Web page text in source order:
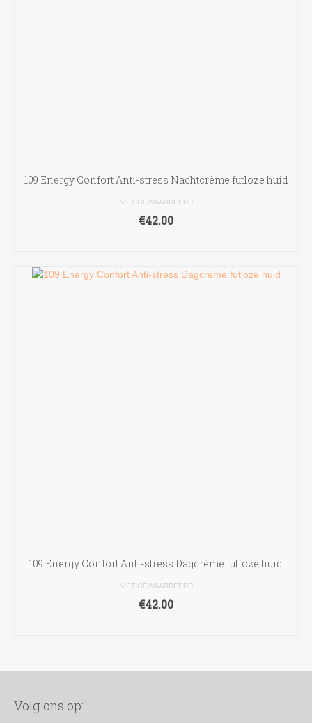
109 Energy Confort Anti-stress Nachtcrème futloze huid
NIET GEWAARDEERD
€42.00
109 Energy Confort Anti-stress Dagcrème futloze huid
NIET GEWAARDEERD
€42.00
Volg ons op: